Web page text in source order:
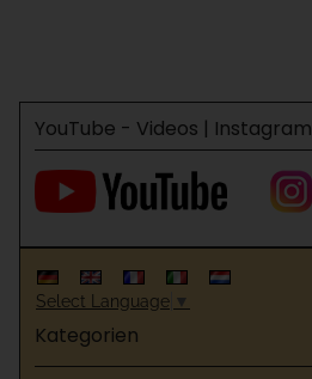
YouTube - Videos | Instagram
Select Language ▼
Kategorien